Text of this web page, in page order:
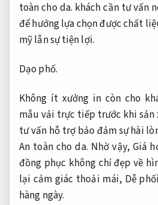
toàn cho da. khách cần tư vấn
để hướng lựa chọn được chất
mỹ lẫn sự tiện lợi.
Dạo phố.
Không ít xưởng in còn cho
mẫu vải trực tiếp trước khi sản
tư vấn hỗ trợ bảo đảm sự hài
An toàn cho da. Nhờ vậy, Giá
đồng phục không chỉ đẹp về
lại cảm giác thoải mái, Dễ
hàng ngày.